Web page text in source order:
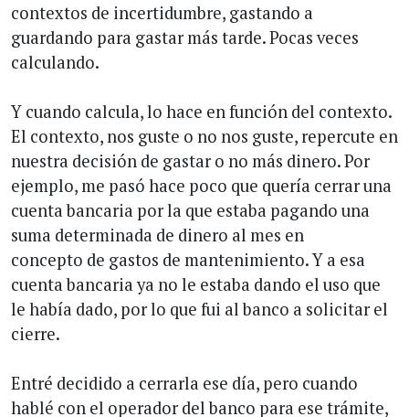
contextos de incertidumbre, gastando a
guardando para gastar más tarde. Pocas veces
calculando.
Y cuando calcula, lo hace en función del contexto.
El contexto, nos guste o no nos guste, repercute en
nuestra decisión de gastar o no más dinero. Por
ejemplo, me pasó hace poco que quería cerrar una
cuenta bancaria por la que estaba pagando una
suma determinada de dinero al mes en
concepto de gastos de mantenimiento. Y a esa
cuenta bancaria ya no le estaba dando el uso que
le había dado, por lo que fui al banco a solicitar el
cierre.
Entré decidido a cerrarla ese día, pero cuando
hablé con el operador del banco para ese trámite,